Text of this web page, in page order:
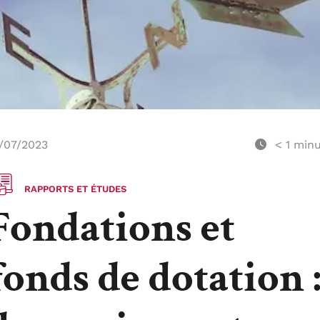
07/2023 < 1
RAPPORTS ET ÉTUDES
et
de dotation